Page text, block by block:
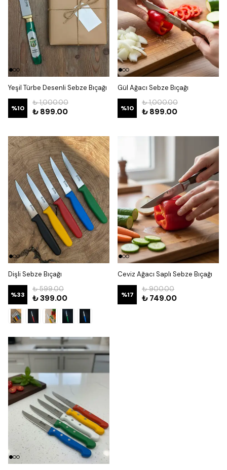
Yeşil Türbe Desenli Sebze Bıçağı
%10
₺ 1,000.00
₺ 899.00
Gül Ağacı Sebze Bıçağı
%10
₺ 1,000.00
₺ 899.00
Dişli Sebze Bıçağı
%33
₺ 599.00
₺ 399.00
Ceviz Ağacı Saplı Sebze Bıçağı
%17
₺ 900.00
₺ 749.00